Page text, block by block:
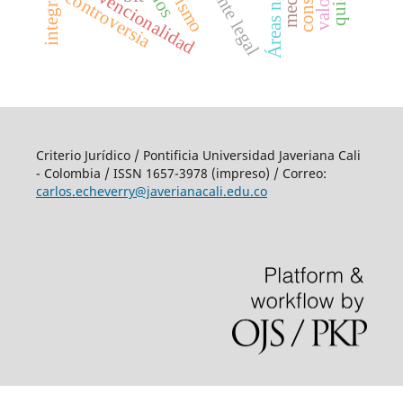
controversia
Criterio Jurídico / Pontificia Universidad Javeriana Cali
- Colombia / ISSN 1657-3978 (impreso) / Correo:
carlos.echeverry@javerianacali.edu.co